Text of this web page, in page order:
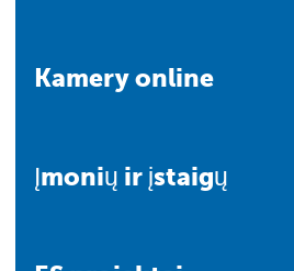
Kamery online
Įmonių ir įstaigų